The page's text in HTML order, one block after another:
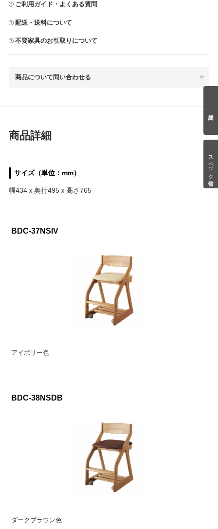
スペック情報
ご利用ガイド・よくある質問
配送・送料について
不要家具のお引取りについて
商品について問い合わせる
商品詳細
サイズ（単位：mm）
幅434ｘ奥行495ｘ高さ765
BDC-37NSIV
アイボリー色
BDC-38NSDB
ダークブラウン色